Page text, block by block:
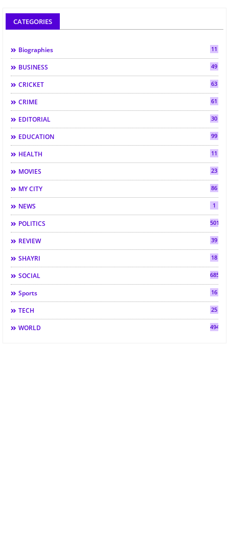
CATEGORIES
Biographies 11
BUSINESS 49
CRICKET 63
CRIME 61
EDITORIAL 30
EDUCATION 99
HEALTH 11
MOVIES 23
MY CITY 86
NEWS 1
POLITICS 501
REVIEW 39
SHAYRI 18
SOCIAL 685
Sports 16
TECH 25
WORLD 494